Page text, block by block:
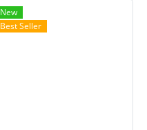
New
Best Seller